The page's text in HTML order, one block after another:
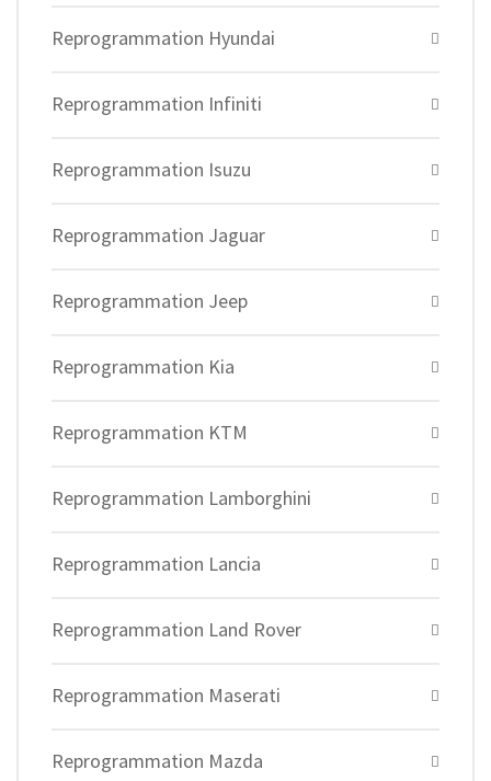
Reprogrammation Hyundai
Reprogrammation Infiniti
Reprogrammation Isuzu
Reprogrammation Jaguar
Reprogrammation Jeep
Reprogrammation Kia
Reprogrammation KTM
Reprogrammation Lamborghini
Reprogrammation Lancia
Reprogrammation Land Rover
Reprogrammation Maserati
Reprogrammation Mazda